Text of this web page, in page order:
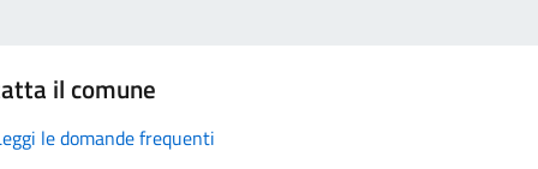
il comune
le domande frequenti